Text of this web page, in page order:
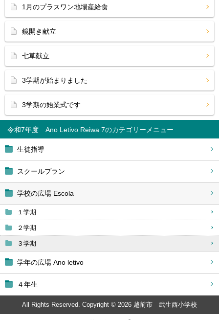
令和7年度 Ano Letivo Reiwa 7
生徒指導
スクールプラン
学校の広場 Escola
１学期
２学期
３学期
学年の広場 Ano letivo
４年生
1月のプラスワン地場産給食
鏡開き献立
七草献立
3学期が始まりました
3学期の始業式です
All Rights Reserved. Copyright © 2026 越前市 武生西小学校